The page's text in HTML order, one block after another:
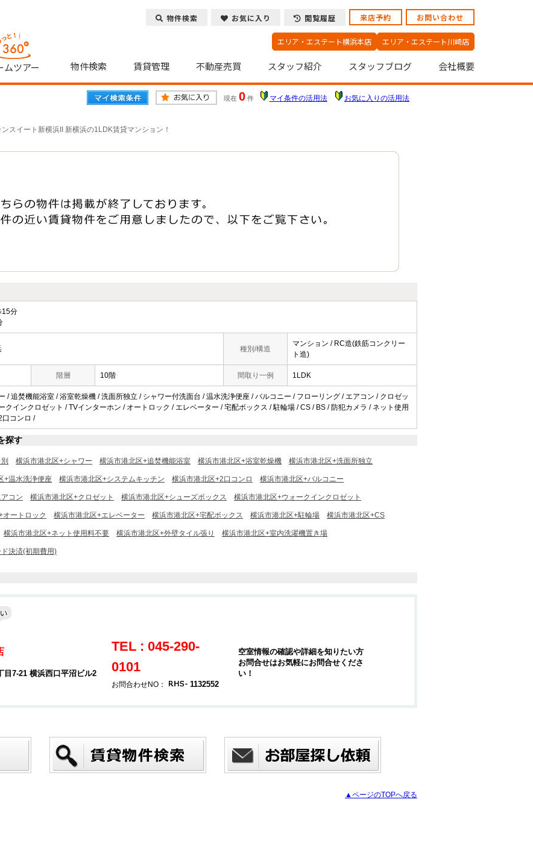
物件検索 お気に入り 閲覧履歴 来店予約 お問い合わせ
エリア・エステート横浜本店 エリア・エステート川崎店
ムツアー 物件検索 賃貸管理 不動産売買 スタッフ紹介 スタッフブログ 会社概要
現在 0 件 マイ条件の活用法 お気に入りの活用法
ンスイート新横浜II 新横浜の1LDK賃貸マンション！
分
種別/構造
マンション / RC造(鉄筋コンクリー
ト造)
階層 10階 間取り一例 1LDK
/ 追焚機能浴室 / 浴室乾燥機 / 洗面所独立 / シャワー付洗面台 / 温水洗浄便座 / バルコニー / フローリング / エアコン / クロゼッ
クインクロゼット / TVインターホン / オートロック / エレベーター / 宅配ボックス / 駐輪場 / CS / BS / 防犯カメラ / ネット使用
口コンロ /
探す
横浜市港北区+シャワー 横浜市港北区+追焚機能浴室 横浜市港北区+浴室乾燥機 横浜市港北区+洗面所独立
+温水洗浄便座 横浜市港北区+システムキッチン 横浜市港北区+2口コンロ 横浜市港北区+バルコニー
コン 横浜市港北区+クロゼット 横浜市港北区+シューズボックス 横浜市港北区+ウォークインクロゼット
オートロック 横浜市港北区+エレベーター 横浜市港北区+宅配ボックス 横浜市港北区+駐輪場 横浜市港北区+CS
横浜市港北区+ネット使用料不要 横浜市港北区+外壁タイル張り 横浜市港北区+室内洗濯機置き場
決済(初期費用)
目7-21 横浜西口平沼ビル2
TEL : 045-290-
0101
お問合わせNO： 1132552
空室情報の確認や詳細を知りたい方
お問合せはお気軽にお問合せくださ
い！
▲ページのTOPへ戻る